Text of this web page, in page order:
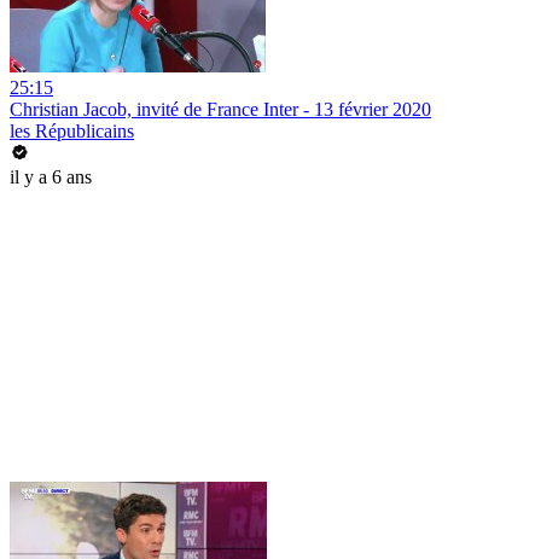
25:15
Christian Jacob, invité de France Inter - 13 février 2020
les Républicains
il y a 6 ans